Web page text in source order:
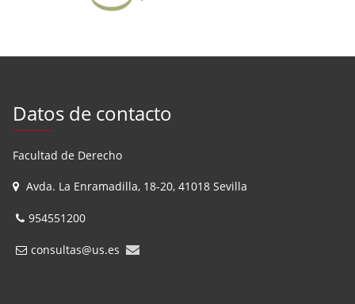
Datos de contacto
Facultad de Derecho
Avda. La Enramadilla, 18-20, 41018 Sevilla
954551200
consultas@us.es